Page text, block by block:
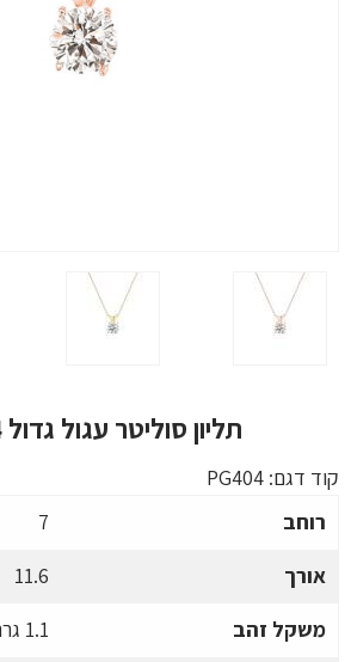
תליון סוליטר עגול גדול PG404
קוד דגם: PG404
רוחב
7
אורך
11.6
משקל זהב
1.1 גרם